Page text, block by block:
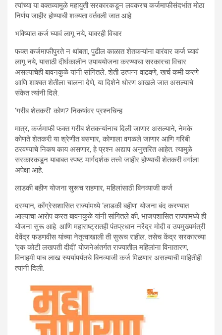
त्यांच्या या वक्तव्यामुळे महायुती सरकारकडून लवकरच कर्जमाफीसंदर्भात मोठा
निर्णय जाहीर होण्याची शक्यता वर्तवली जात आहे.
भविष्यात कर्ज घ्यावं लागू नये, यावरही विचार
फक्त कर्जमाफीपुरते न थांबता, पुढील काळात शेतकऱ्यांना वारंवार कर्ज घ्यावं
लागू नये, यासाठी दीर्घकालीन उपाययोजना करण्याचा सरकारचा विचार
असल्याचेही बावनकुळे यांनी सांगितले. शेती उत्पन्न वाढवणे, खर्च कमी करणे
आणि शाश्वत शेतीला चालना देणे, या दिशेने धोरण आखले जात असल्याचे
संकेत त्यांनी दिले.
‘गरीब शेतकरी’ कोण? निकषांवर प्रश्नचिन्ह
मात्र, कर्जमाफी फक्त गरीब शेतकऱ्यांनाच दिली जाणार असल्याने, नेमके
कोणते शेतकरी या श्रेणीत बसणार, कोणाला वगळले जाणार आणि गरिबी
ठरवण्याचे निकष काय असणार, हे प्रश्न अद्याप अनुत्तरित आहेत. त्यामुळे
सरकारकडून याबाबत स्पष्ट मार्गदर्शक तत्त्वे जाहीर होण्याची शेतकरी वर्गाला
अपेक्षा आहे.
लाडकी बहीण योजना सुरूच राहणार, महिलांसाठी बिनव्याजी कर्ज
दरम्यान, काँग्रेसशासित राज्यांमध्ये ‘लाडकी बहीण’ योजना बंद करण्यात
आल्याचा आरोप करत बावनकुळे यांनी सांगितले की, भाजपशासित राज्यांमध्ये ही
योजना सुरू आहे. आणि महाराष्ट्रातही पंतप्रधान नरेंद्र मोदी व उपमुख्यमंत्री
देवेंद्र फडणवीस यांच्या नेतृत्वाखाली ती सुरूच राहील. तसेच केंद्र सरकारच्या
‘एक कोटी लखपती दीदी’ योजनेअंतर्गत राज्यातील महिलांना विनातारण,
विनाहमी पाच लाख रुपयांपर्यंतचे बिनव्याजी कर्ज मिळणार असल्याची माहितीही
त्यांनी दिली.